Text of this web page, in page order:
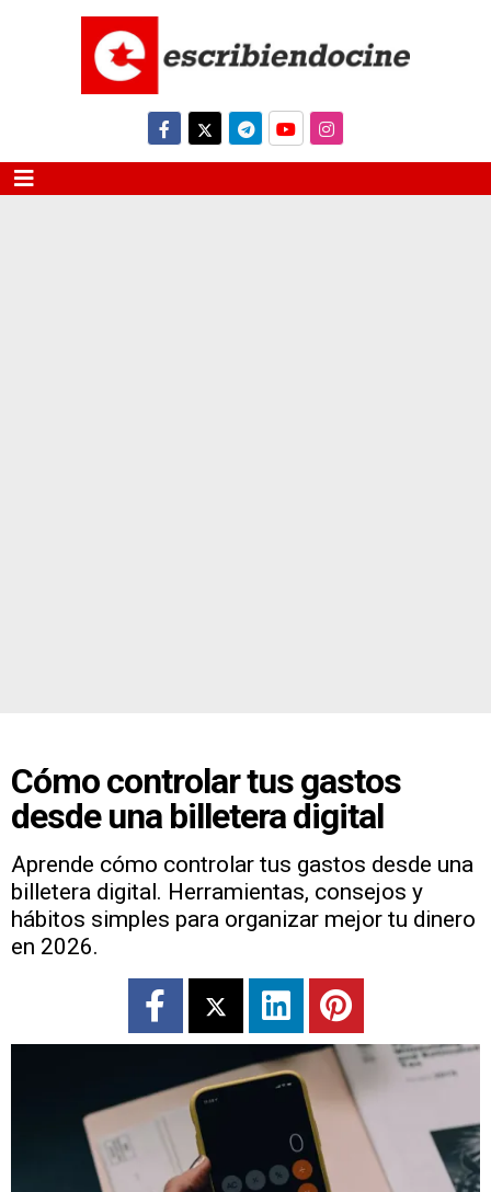
Cómo controlar tus gastos
desde una billetera digital
Aprende cómo controlar tus gastos desde una
billetera digital. Herramientas, consejos y
hábitos simples para organizar mejor tu dinero
en 2026.